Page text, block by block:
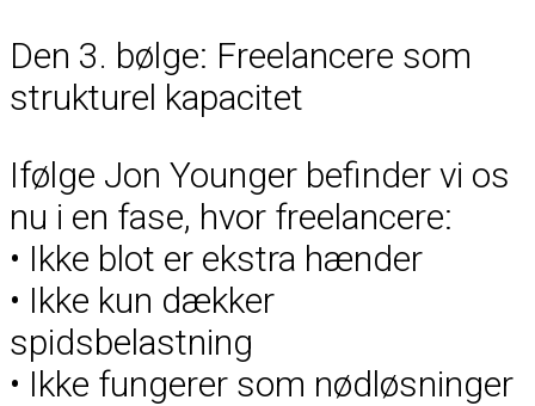
Den 3. bølge: Freelancere som
strukturel kapacitet
Ifølge Jon Younger befinder vi os
nu i en fase, hvor freelancere:
• Ikke blot er ekstra hænder
• Ikke kun dækker
spidsbelastning
• Ikke fungerer som nødløsninger